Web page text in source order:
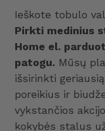
Ieškote tobulo
Pirkti medinius
Home el.
patogu. Mūsų
išsirinkti
poreikius ir
vykstančios
kokybės stalus